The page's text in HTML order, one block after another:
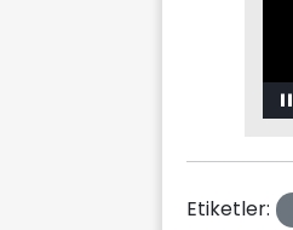
Etiketler: